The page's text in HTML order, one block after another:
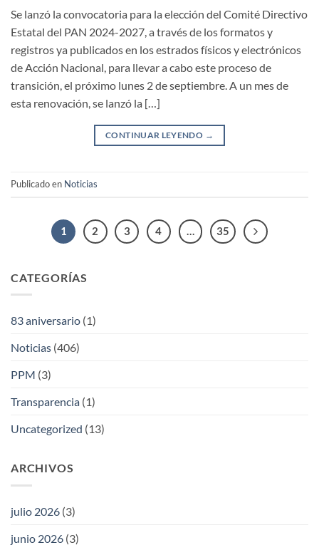
Se lanzó la convocatoria para la elección del Comité Directivo
Estatal del PAN 2024-2027, a través de los formatos y
registros ya publicados en los estrados físicos y electrónicos
de Acción Nacional, para llevar a cabo este proceso de
transición, el próximo lunes 2 de septiembre. A un mes de
esta renovación, se lanzó la […]
CONTINUAR LEYENDO →
Publicado en Noticias
1 2 3 4 … 35
CATEGORÍAS
83 aniversario (1)
Noticias (406)
PPM (3)
Transparencia (1)
Uncategorized (13)
ARCHIVOS
julio 2026 (3)
junio 2026 (3)